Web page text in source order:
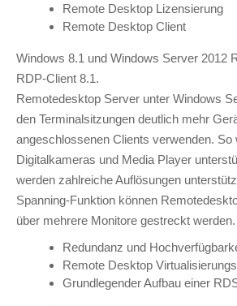
Remote Desktop Lizensierung
Remote Desktop Client
Windows 8.1 und Windows Server 2012
RDP-Client 8.1.
Remotedesktop Server unter Windows
den Terminalsitzungen deutlich mehr
angeschlossenen Clients verwenden. So
Digitalkameras und Media Player
werden zahlreiche Auflösungen
Spanning-Funktion können
über mehrere Monitore gestreckt werden.
Redundanz und
Remote Desktop
Grundlegender Aufbau einer